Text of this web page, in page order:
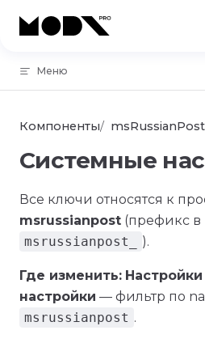
Skip to content
Меню
Компоненты msRussianPost
Системные
Все ключи относятся к
msrussianpost (префикс в
msrussianpost_
).
Где изменить:
настройки — фильтр по
msrussianpost .